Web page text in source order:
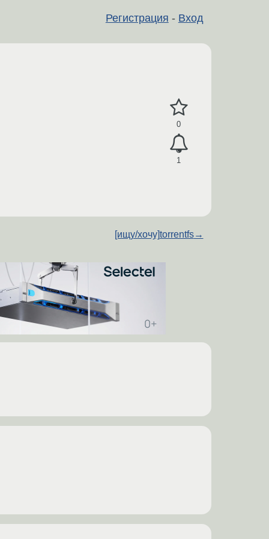
Регистрация - Вход
0
1
[ищу/хочу]torrentfs→